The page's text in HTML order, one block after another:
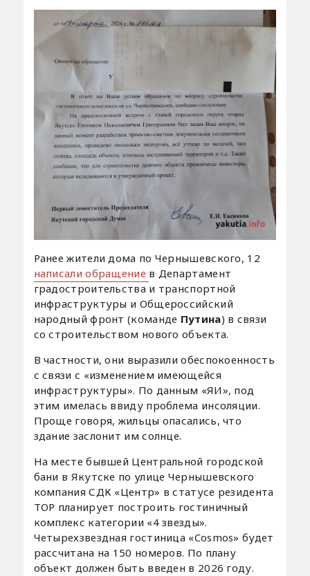
Ранее жители дома по Чернышевского, 12
написали обращение в Департамент
градостроительства и транспортной
инфраструктуры и Общероссийский
народный фронт (команде Путина) в связи
со строительством нового объекта.
В частности, они выразили обеспокоенность
с связи с «изменением имеющейся
инфраструктуры». По данным «ЯИ», под
этим имелась ввиду проблема инсоляции.
Проще говоря, жильцы опасались, что
здание заслонит им солнце.
На месте бывшей Центральной городской
бани в Якутске по улице Чернышевского
компания СДК «Центр» в статусе резидента
ТОР планирует построить гостиничный
комплекс категории «4 звезды».
Четырехзвездная гостиница «Cosmos» будет
рассчитана на 150 номеров. По плану
объект должен быть введен в 2026 году.